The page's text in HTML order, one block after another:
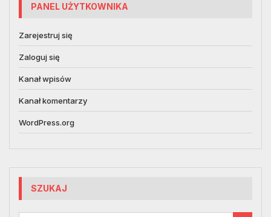
PANEL UŻYTKOWNIKA
Zarejestruj się
Zaloguj się
Kanał wpisów
Kanał komentarzy
WordPress.org
SZUKAJ